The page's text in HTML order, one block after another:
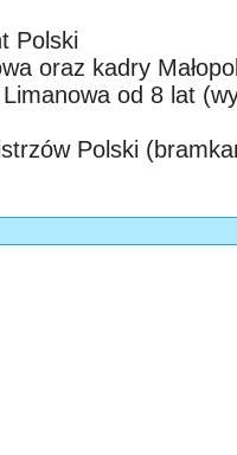
Polski
oraz kadry
od 8 lat
Polski